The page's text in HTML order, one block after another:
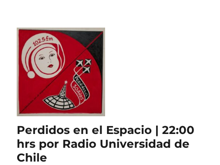
Perdidos en el Espacio | 22:00
hrs por Radio Universidad de
Chile